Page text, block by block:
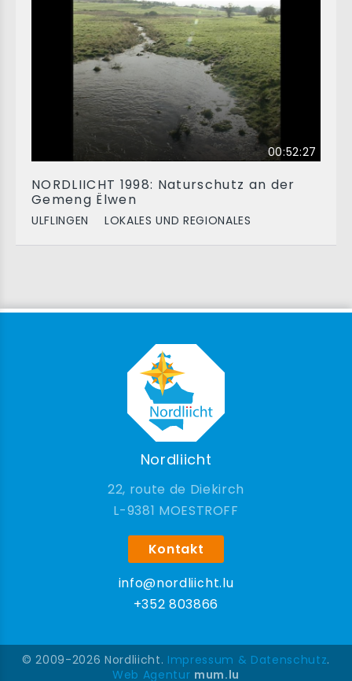
00:52:27
NORDLIICHT 1998: Naturschutz an der
Gemeng Ëlwen
ULFLINGEN LOKALES UND REGIONALES
Nordliicht
22, route de Diekirch
9381 MOESTROFF
Kontakt
info@nordliicht.lu
+352 803866
© 2009-2026 Nordliicht. Impressum & Datenschutz.
Web Agentur mum.lu